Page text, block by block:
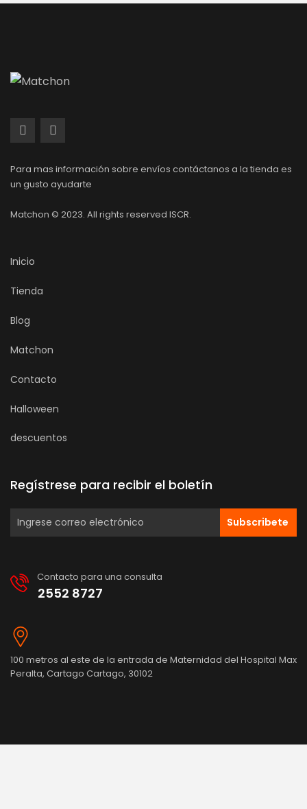
Para mas información sobre envíos contáctanos a la tienda es
un gusto ayudarte
Matchon © 2023. All rights reserved ISCR.
Inicio
Tienda
Blog
Matchon
Contacto
Halloween
descuentos
Regístrese para recibir el boletín
Subscribete
Contacto para una consulta
2552 8727
100 metros al este de la entrada de Maternidad del Hospital Max
Peralta, Cartago Cartago, 30102